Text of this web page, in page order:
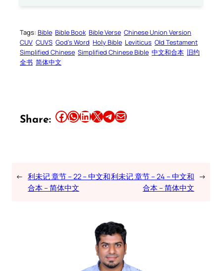
Tags: Bible Bible Book Bible Verse Chinese Union Version
CUV CUVS God’s Word Holy Bible Leviticus Old Testament
Simplified Chinese Simplified Chinese Bible 中文和合本 旧约
全书 简体中文
Share: Share this article on Facebook Share this article on WhatsApp Share this article on LinkedIn Share this article on X Share this article on TelegramEmail this Article
← 利未记 章节 – 22 – 中文和
合本 – 简体中文
利未记 章节 – 24 – 中文和
合本 – 简体中文
→